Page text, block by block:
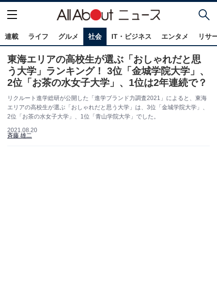
連載 ライフ グルメ 社会 IT・ビジネス エンタメ リサ
東海エリアの高校生が選ぶ「おしゃれだと思
う大学」ランキング！ 3位「金城学院大学」、
2位「お茶の水女子大学」、1位は2年連続で？
リクルート進学総研が公開した「進学ブランド力調査2021」によると、東海
エリアの高校生が選ぶ「おしゃれだと思う大学」は、3位「金城学院大学」、
2位「お茶の水女子大学」、1位「青山学院大学」でした。
2021.08.20
斉藤 雄二